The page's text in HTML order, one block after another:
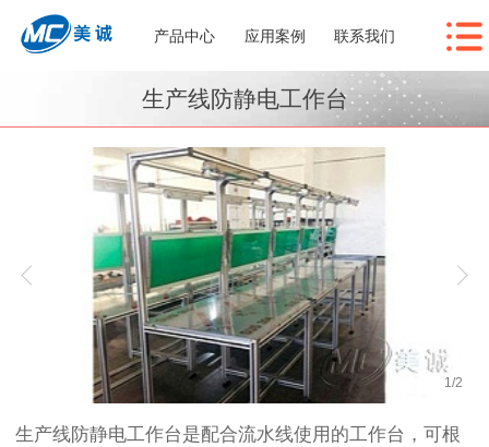
产品中心 应用案例 联系我们
生产线防静电工作台
1 /2
生产线防静电工作台是配合流水线使用的工作台，可根